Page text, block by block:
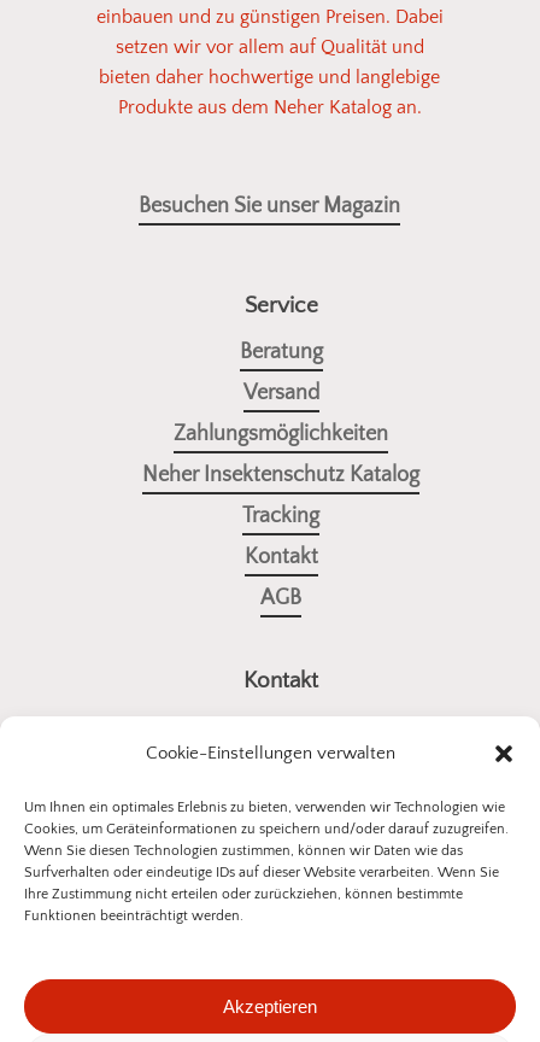
Cookie-Einstellungen verwalten
Um Ihnen ein optimales Erlebnis zu bieten, verwenden wir Technologien wie
Cookies, um Geräteinformationen zu speichern und/oder darauf zuzugreifen.
Wenn Sie diesen Technologien zustimmen, können wir Daten wie das
Surfverhalten oder eindeutige IDs auf dieser Website verarbeiten. Wenn Sie
Ihre Zustimmung nicht erteilen oder zurückziehen, können bestimmte
Funktionen beeinträchtigt werden.
Akzeptieren
Insektenschutz sein!
Fotos senden
einbauen und zu günstigen Preisen. Dabei
setzen wir vor allem auf Qualität und
bieten daher hochwertige und langlebige
Produkte aus dem Neher Katalog an.
Besuchen Sie unser Magazin
Service
Beratung
Versand
Zahlungsmöglichkeiten
Neher Insektenschutz Katalog
Tracking
Kontakt
AGB
Kontakt
Stuttgarter Straße 10
73614 Schorndorf
E-Mail:kontakt@insektenschutz-bestellen.de
Datenschutzerklärung